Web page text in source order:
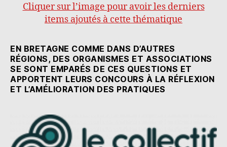
Cliquer sur l’image pour avoir les derniers
items ajoutés à cette thématique
EN BRETAGNE COMME DANS D’AUTRES
RÉGIONS, DES ORGANISMES ET ASSOCIATIONS
SE SONT EMPARÉS DE CES QUESTIONS ET
APPORTENT LEURS CONCOURS À LA RÉFLEXION
ET L’AMÉLIORATION DES PRATIQUES